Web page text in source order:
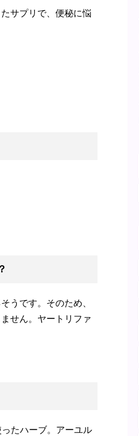
サプリで、便秘に悩
うです。そのため、
せん。ヤートリファ
たハーブ。アーユル